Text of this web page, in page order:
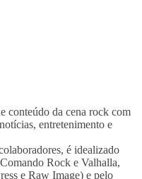
conteúdo da cena rock com
entretenimento e
é idealizado
Rock e Valhalla,
e Raw Image) e pelo